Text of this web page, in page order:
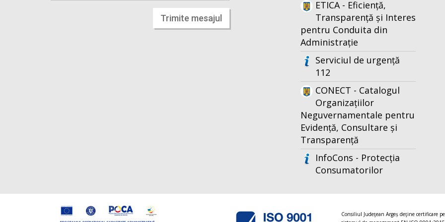
Trimite mesajul
ETICA - Eficiență,
Transparență și Interes
pentru Conduita din
Administrație
Serviciul de urgență
112
CONECT - Catalogul
Organizațiilor
Neguvernamentale pentru
Evidență, Consultare și
Transparență
InfoCons - Protecția
Consumatorilor
Consiliul Judeţean Argeș deţine certificare